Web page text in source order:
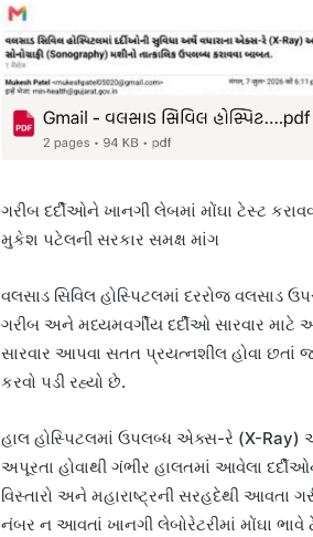
ગરીબ દર્દીઓને ખાનગી લેબમાં મોંઘા ટેસ્ટ
મુકેશ પટેલની સરકાર સમક્ષ માંગ
વલસાડ સિવિલ હોસ્પિટલમાં દરરોજ વલસાડ
ગરીબ અને મધ્યમવર્ગીય દર્દીઓ સારવાર માટે
સારવાર આપવા સતત પ્રયત્નશીલ હોવા છતાં
કરવો પડી રહ્યો છે.
હાલ હોસ્પિટલમાં ઉપલબ્ધ એક્સ-રે (X-Ray)
અપૂરતા હોવાથી ગંભીર હાલતમાં આવેલા
વિસ્તારો અને મહારાષ્ટ્રની સરહદેથી આવતા
નંબર ન આવતાં ખાનગી લેબોરેટરીમાં મોંઘા ભાવે